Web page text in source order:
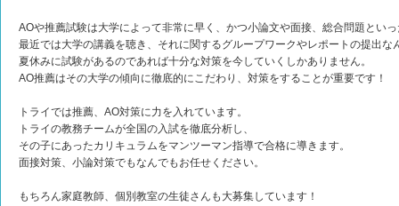
AOや推薦試験は大学によって非常に早く、かつ小論文や面接、総合問題とい
最近では大学の講義を聴き、それに関するグループワークやレポートの提出な
夏休みに試験があるのであれば十分な対策を今していくしかありません。
AO推薦はその大学の傾向に徹底的にこだわり、対策をすることが重要です！
トライでは推薦、AO対策に力を入れています。
トライの教務チームが全国の入試を徹底分析し、
その子にあったカリキュラムをマンツーマン指導で合格に導きます。
面接対策、小論対策でもなんでもお任せください。
もちろん家庭教師、個別教室の生徒さんも大募集しています！